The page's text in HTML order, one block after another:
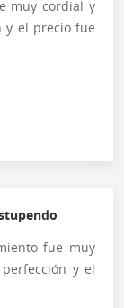
muy cordial y
y el precio fue
fue muy
y el